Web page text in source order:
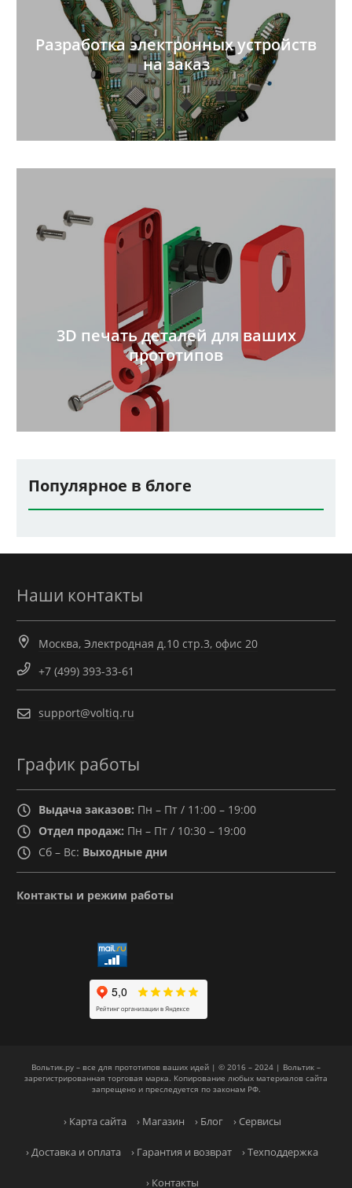
Разработка электронных устройств
на заказ
3D печать деталей для ваших
прототипов
Популярное в блоге
Наши контакты
Москва, Электродная д.10 стр.3, офис 20
+7 (499) 393-33-61
support@voltiq.ru
График работы
Выдача заказов: Пн – Пт / 11:00 – 19:00
Отдел продаж: Пн – Пт / 10:30 – 19:00
Сб – Вс: Выходные дни
Контакты и режим работы
Вольтик.ру – все для прототипов ваших идей | © 2016 – 2024 | Вольтик –
зарегистрированная торговая марка. Копирование любых материалов сайта
запрещено и преследуется по законам РФ.
› Карта сайта › Магазин › Блог › Сервисы
› Доставка и оплата › Гарантия и возврат › Техподдержка
› Контакты